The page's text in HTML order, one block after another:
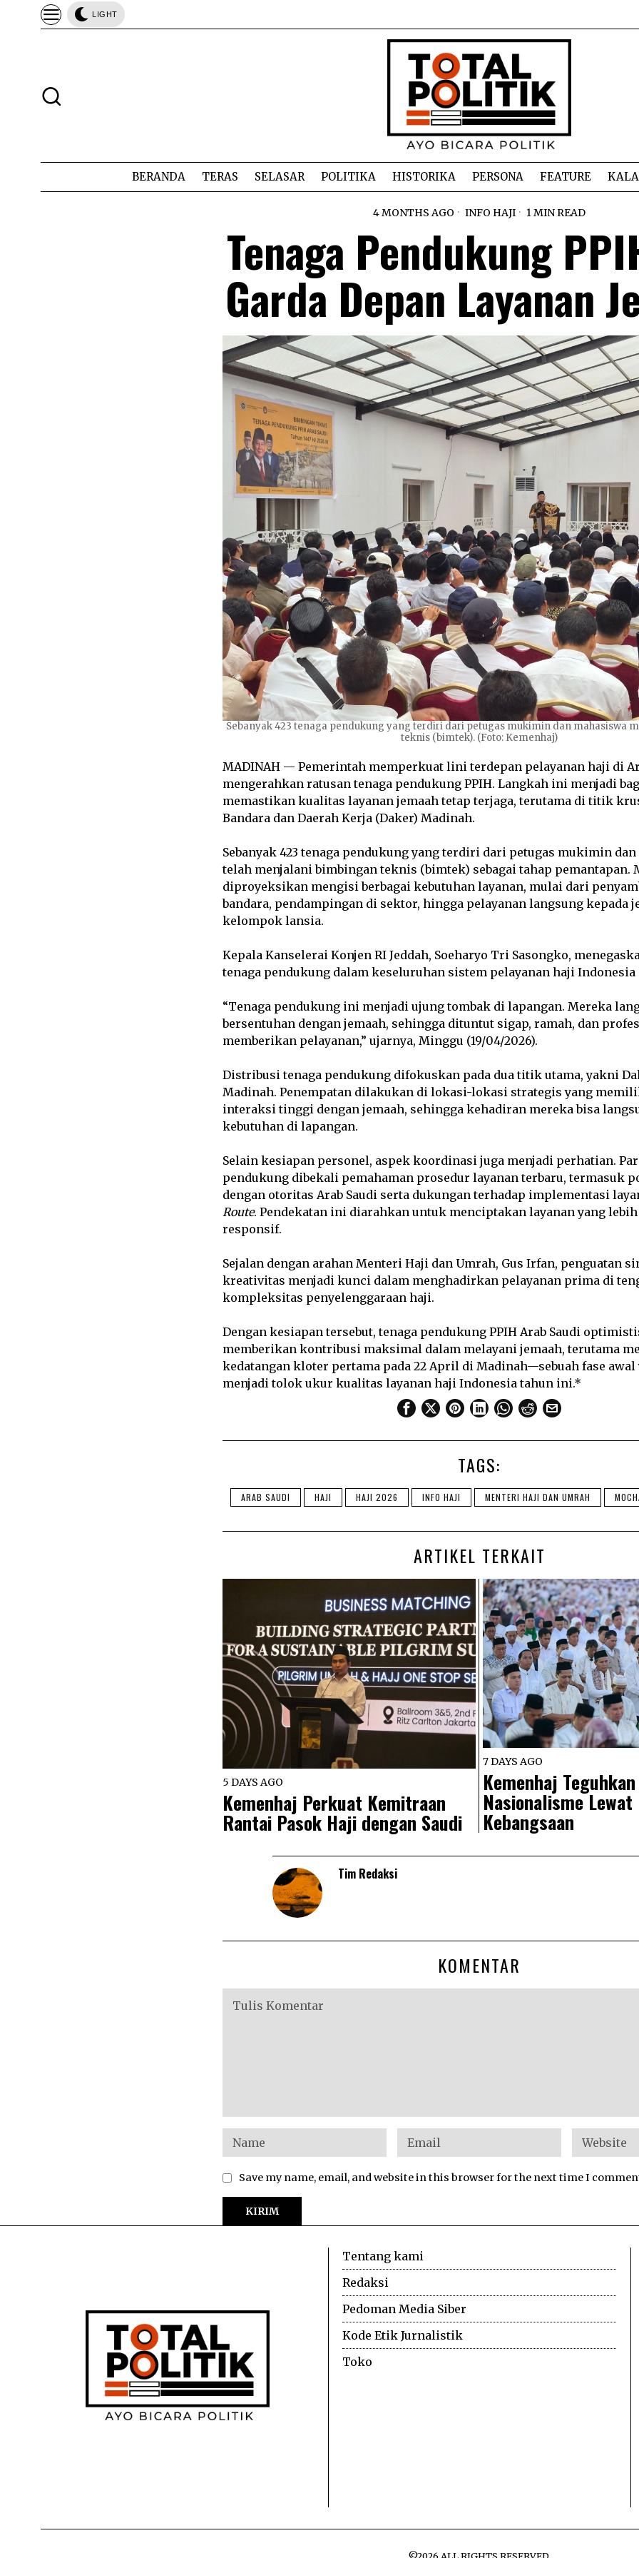
LIGHT
BERANDA TERAS SELASAR POLITIKA HISTORIKA PERSONA FEATURE
4 MONTHS AGO INFO HAJI 1 MIN READ
Tenaga Pendukung
Garda Depan Layanan
Sebanyak 423 tenaga pendukung yang terdiri dari petugas mukimin dan mahasiswa
teknis (bimtek). (Foto: Kemenhaj)
MADINAH — Pemerintah memperkuat lini terdepan pelayanan haji di
mengerahkan ratusan tenaga pendukung PPIH. Langkah ini menjadi
memastikan kualitas layanan jemaah tetap terjaga, terutama di titik
Bandara dan Daerah Kerja (Daker) Madinah.
Sebanyak 423 tenaga pendukung yang terdiri dari petugas mukimin
telah menjalani bimbingan teknis (bimtek) sebagai tahap pemantapan.
diproyeksikan mengisi berbagai kebutuhan layanan, mulai dari
bandara, pendampingan di sektor, hingga pelayanan langsung kepada
kelompok lansia.
Kepala Kanselerai Konjen RI Jeddah, Soeharyo Tri Sasongko,
tenaga pendukung dalam keseluruhan sistem pelayanan haji Indonesia
“Tenaga pendukung ini menjadi ujung tombak di lapangan. Mereka
bersentuhan dengan jemaah, sehingga dituntut sigap, ramah, dan
memberikan pelayanan,” ujarnya, Minggu (19/04/2026).
Distribusi tenaga pendukung difokuskan pada dua titik utama, yakni
Madinah. Penempatan dilakukan di lokasi-lokasi strategis yang
interaksi tinggi dengan jemaah, sehingga kehadiran mereka bisa
kebutuhan di lapangan.
Selain kesiapan personel, aspek koordinasi juga menjadi perhatian.
pendukung dibekali pemahaman prosedur layanan terbaru, termasuk
dengan otoritas Arab Saudi serta dukungan terhadap implementasi
Route. Pendekatan ini diarahkan untuk menciptakan layanan yang
responsif.
Sejalan dengan arahan Menteri Haji dan Umrah, Gus Irfan, penguatan
kreativitas menjadi kunci dalam menghadirkan pelayanan prima di
kompleksitas penyelenggaraan haji.
Dengan kesiapan tersebut, tenaga pendukung PPIH Arab Saudi
memberikan kontribusi maksimal dalam melayani jemaah, terutama
kedatangan kloter pertama pada 22 April di Madinah—sebuah fase awal
menjadi tolok ukur kualitas layanan haji Indonesia tahun ini.*
TAGS:
ARAB SAUDI HAJI HAJI 2026 INFO HAJI MENTERI HAJI DAN UMRAH
ARTIKEL TERKAIT
5 DAYS AGO
Kemenhaj Perkuat Kemitraan
Rantai Pasok Haji dengan Saudi
7 DAYS AGO
Kemenhaj Teguhkan
Nasionalisme Lewat
Kebangsaan
Tim Redaksi
KOMENTAR
Save my name, email, and website in this browser for the next time I
Tentang kami
Redaksi
Pedoman Media Siber
Kode Etik Jurnalistik
Toko